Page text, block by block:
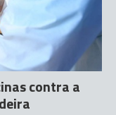
contra a